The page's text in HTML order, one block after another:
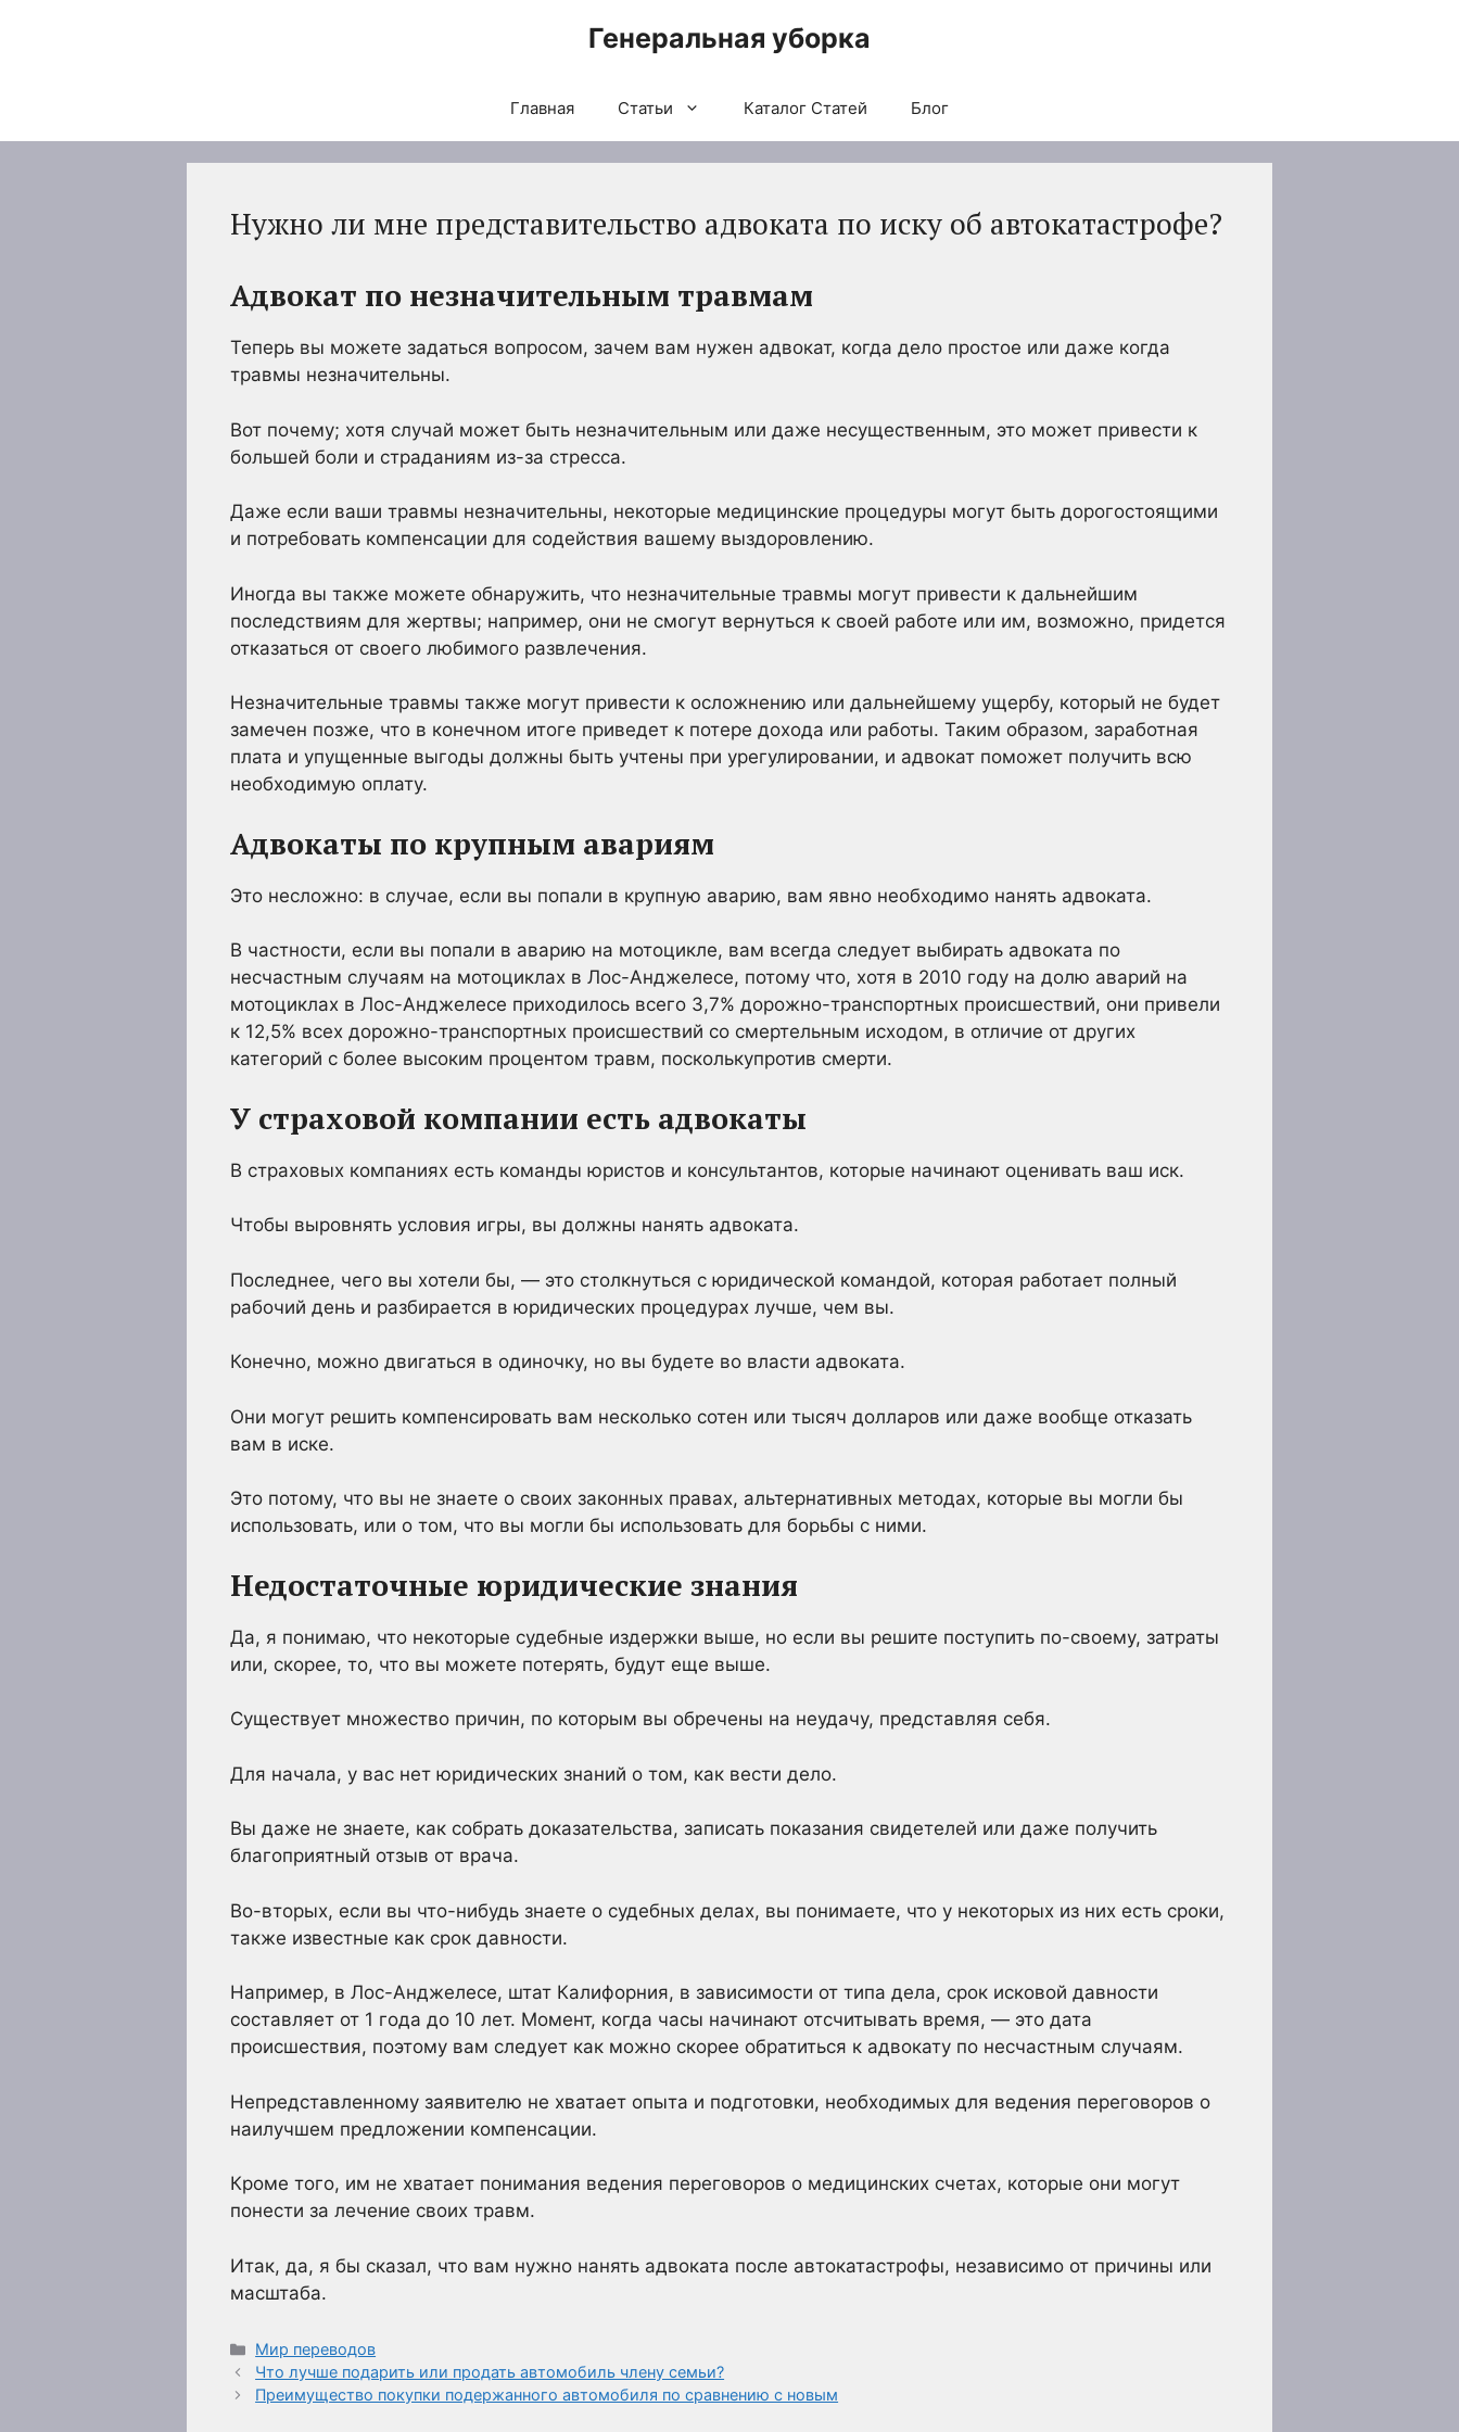
Генеральная уборка
Главная Статьи Каталог Статей Блог
Нужно ли мне представительство адвоката по иску об автокатастрофе?
Адвокат по незначительным травмам
Теперь вы можете задаться вопросом, зачем вам нужен адвокат, когда дело простое или даже когда
травмы незначительны.
Вот почему; хотя случай может быть незначительным или даже несущественным, это может привести к
большей боли и страданиям из-за стресса.
Даже если ваши травмы незначительны, некоторые медицинские процедуры могут быть дорогостоящими
и потребовать компенсации для содействия вашему выздоровлению.
Иногда вы также можете обнаружить, что незначительные травмы могут привести к дальнейшим
последствиям для жертвы; например, они не смогут вернуться к своей работе или им, возможно, придется
отказаться от своего любимого развлечения.
Незначительные травмы также могут привести к осложнению или дальнейшему ущербу, который не будет
замечен позже, что в конечном итоге приведет к потере дохода или работы. Таким образом, заработная
плата и упущенные выгоды должны быть учтены при урегулировании, и адвокат поможет получить всю
необходимую оплату.
Адвокаты по крупным авариям
Это несложно: в случае, если вы попали в крупную аварию, вам явно необходимо нанять адвоката.
В частности, если вы попали в аварию на мотоцикле, вам всегда следует выбирать адвоката по
несчастным случаям на мотоциклах в Лос-Анджелесе, потому что, хотя в 2010 году на долю аварий на
мотоциклах в Лос-Анджелесе приходилось всего 3,7% дорожно-транспортных происшествий, они привели
к 12,5% всех дорожно-транспортных происшествий со смертельным исходом, в отличие от других
категорий с более высоким процентом травм, посколькупротив смерти.
У страховой компании есть адвокаты
В страховых компаниях есть команды юристов и консультантов, которые начинают оценивать ваш иск.
Чтобы выровнять условия игры, вы должны нанять адвоката.
Последнее, чего вы хотели бы, — это столкнуться с юридической командой, которая работает полный
рабочий день и разбирается в юридических процедурах лучше, чем вы.
Конечно, можно двигаться в одиночку, но вы будете во власти адвоката.
Они могут решить компенсировать вам несколько сотен или тысяч долларов или даже вообще отказать
вам в иске.
Это потому, что вы не знаете о своих законных правах, альтернативных методах, которые вы могли бы
использовать, или о том, что вы могли бы использовать для борьбы с ними.
Недостаточные юридические знания
Да, я понимаю, что некоторые судебные издержки выше, но если вы решите поступить по-своему, затраты
или, скорее, то, что вы можете потерять, будут еще выше.
Существует множество причин, по которым вы обречены на неудачу, представляя себя.
Для начала, у вас нет юридических знаний о том, как вести дело.
Вы даже не знаете, как собрать доказательства, записать показания свидетелей или даже получить
благоприятный отзыв от врача.
Во-вторых, если вы что-нибудь знаете о судебных делах, вы понимаете, что у некоторых из них есть сроки,
также известные как срок давности.
Например, в Лос-Анджелесе, штат Калифорния, в зависимости от типа дела, срок исковой давности
составляет от 1 года до 10 лет. Момент, когда часы начинают отсчитывать время, — это дата
происшествия, поэтому вам следует как можно скорее обратиться к адвокату по несчастным случаям.
Непредставленному заявителю не хватает опыта и подготовки, необходимых для ведения переговоров о
наилучшем предложении компенсации.
Кроме того, им не хватает понимания ведения переговоров о медицинских счетах, которые они могут
понести за лечение своих травм.
Итак, да, я бы сказал, что вам нужно нанять адвоката после автокатастрофы, независимо от причины или
масштаба.
Рубрики
Мир переводов
Что лучше подарить или продать автомобиль члену семьи?
Преимущество покупки подержанного автомобиля по сравнению с новым